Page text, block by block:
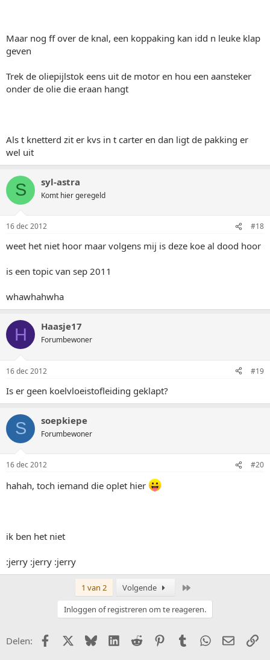
Maar nog ff over de knal, een koppaking kan idd n leuke klap
geven
Trek de oliepijlstok eens uit de motor en hou een aansteker
onder de olie die eraan hangt
Als t knetterd zit er kvs in t carter en dan ligt de pakking er
wel uit
S syl-astra
Komt hier geregeld
16 dec 2012 #18
weet het niet hoor maar volgens mij is deze koe al dood hoor
is een topic van sep 2011
whawhahwha
H Haasje17
Forumbewoner
16 dec 2012 #19
Is er geen koelvloeistofleiding geklapt?
S soepkiepe
Forumbewoner
16 dec 2012 #20
hahah, toch iemand die oplet hier
ik ben het niet
:jerry :jerry :jerry
1 van 2 Volgende
Inloggen of registreren om te reageren.
Delen: FacebookX (Twitter)
BlueskyLinkedIn
Reddit PinterestTumblr WhatsApp
E-mail